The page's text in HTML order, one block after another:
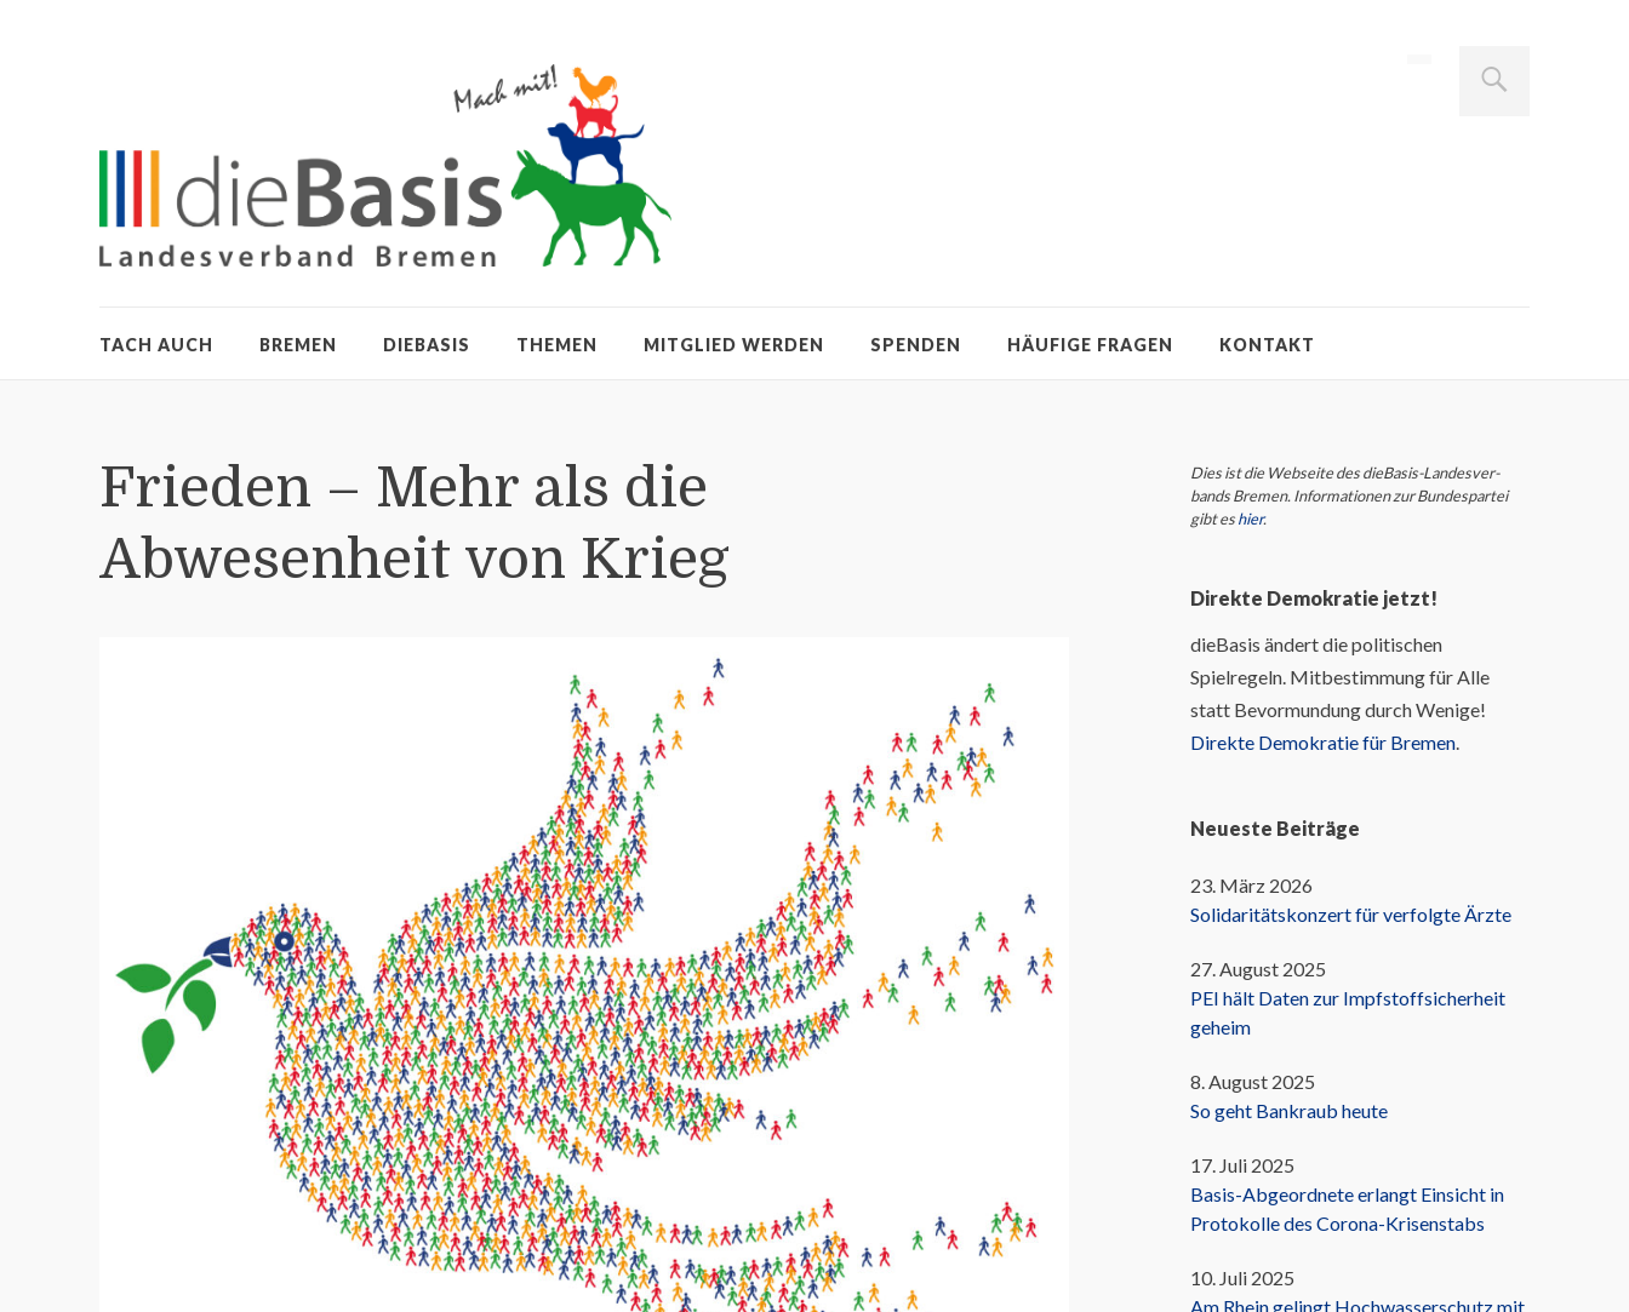
TACH AUCH BREMEN DIEBASIS THEMEN MITGLIED WERDEN SPENDEN HÄUFIGE FRAGEN KONTAKT
Frieden – Mehr als die
Abwesenheit von Krieg
Dies ist die Webseite des dieBasis-Landes­ver­
bands Bremen. Infor­ma­tio­nen zur Bun­des­partei
gibt eshier.
Direkte Demokratie jetzt!
dieBasis ändert die politischen
Spielregeln. Mitbestimmung für Alle
statt Bevormundung durch Wenige!
Direkte Demokratie für Bremen.
Neueste Beiträge
23. März 2026
Solidaritätskonzert für verfolgte Ärzte
27. August 2025
PEI hält Daten zur Impfstoffsicherheit
geheim
8. August 2025
So geht Bankraub heute
17. Juli 2025
Basis-Abgeordnete erlangt Einsicht in
Protokolle des Corona-Krisenstabs
10. Juli 2025
Am Rhein gelingt Hochwasserschutz mit